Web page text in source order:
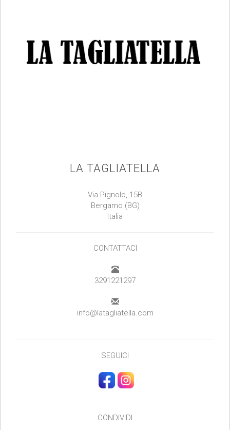
LA TAGLIATELLA
Via Pignolo, 15B
Bergamo (BG)
Italia
CONTATTACI
3291221297
info@latagliatella.com
SEGUICI
CONDIVIDI